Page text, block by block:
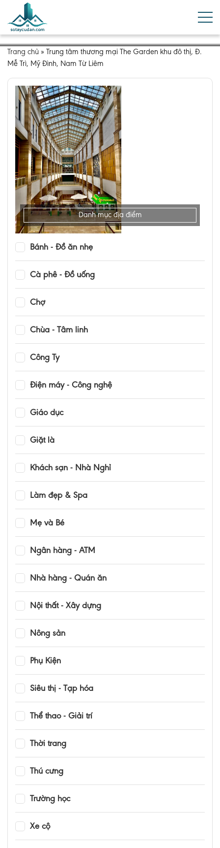
Trang chủ » Trung tâm thương mại The Garden khu đô thị, Đ.
Mễ Trì, Mỹ Đình, Nam Từ Liêm
Danh mục địa điểm
Bánh - Đồ ăn nhẹ
Cà phê - Đồ uống
Chợ
Chùa - Tâm linh
Công Ty
Điện máy - Công nghệ
Giáo dục
Giặt là
Khách sạn - Nhà Nghỉ
Làm đẹp & Spa
Mẹ và Bé
Ngân hàng - ATM
Nhà hàng - Quán ăn
Nội thất - Xây dựng
Nông sản
Phụ Kiện
Siêu thị - Tạp hóa
Thể thao - Giải trí
Thời trang
Thú cưng
Trường học
Xe cộ